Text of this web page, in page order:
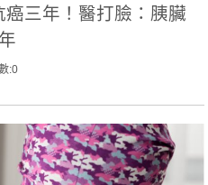
三年！醫打臉：胰臟
:0